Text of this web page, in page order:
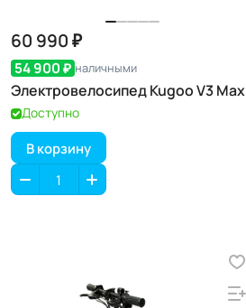
60 990 ₽
54 900 ₽ наличными
Электровелосипед Kugoo V3 Max
Доступно
В корзину